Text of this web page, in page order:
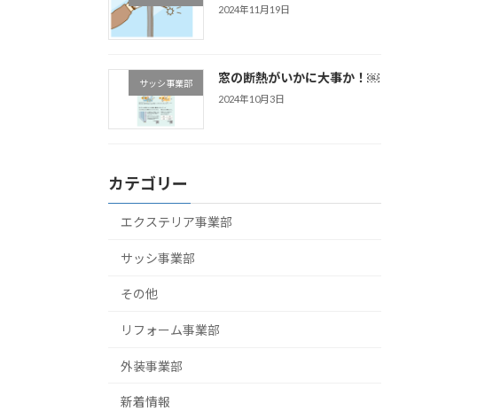
2024年11月19日
サッシ事業部 窓の断熱がいかに大事か！￼
2024年10月3日
カテゴリー
エクステリア事業部
サッシ事業部
その他
リフォーム事業部
外装事業部
新着情報